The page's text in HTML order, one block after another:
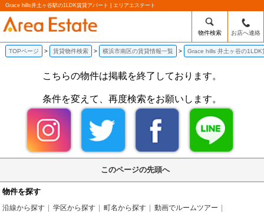
Grace hills井土ヶ谷駅の1LDK賃貸アパート | エリアエステート
物件検索 お店へ連絡
TOPページ 賃貸物件検索 横浜市南区の賃貸情報一覧 Grace hills 井土ヶ谷の1LDK
こちらの物件は掲載を終了しております。
条件を変えて、再度検索をお願いします。
このページの先頭へ
物件を探す
沿線から探す 学区から探す 町名から探す
動画でルームツアー